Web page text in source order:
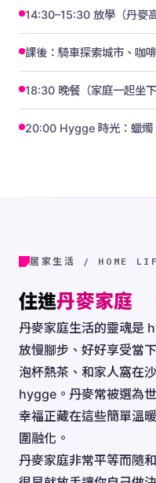
14:30–15:30 放學（丹麥
課後：騎車探索城市、咖
18:30 晚餐（家庭一起坐下
20:00 Hygge 時光：蠟燭
居家生活 / HOME
住進丹麥家庭
丹麥家庭生活的靈魂是
放慢腳步、好好享受當
泡杯熱茶、和家人窩在
hygge。丹麥常被選為
幸福正藏在這些簡單溫
圍融化。
丹麥家庭非常平等而隨